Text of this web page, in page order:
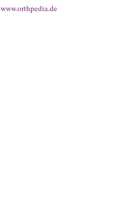
www.orthpedia.de